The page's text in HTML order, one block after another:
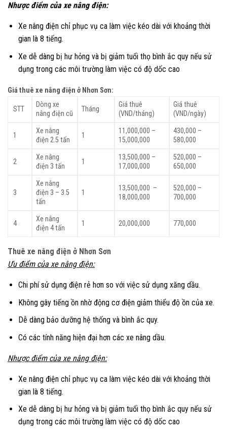
Nhược điểm của xe nâng điện:
Xe nâng điện chỉ phục vụ ca làm việc kéo dài với khoảng thời
gian là 8 tiếng.
Xe dễ dàng bị hư hỏng và bị giảm tuổi thọ bình ắc quy nếu sử
dụng trong các môi trường làm việc có độ dốc cao
Giá thuê xe nâng điện ở Nhơn Sơn:
STT
Dòng xe
nâng điện cũ
Tháng
Giá thuê
(VND/tháng)
Giá thuê
(VND/ngày)
1
Xe nâng
điện 2.5 tấn
1
11,000,000 –
15,000,000
430,000 –
580,000
2
Xe nâng
điện 3 tấn
1
13,500,000 –
17,000,000
520,000 –
650,000
3
Xe nâng
điện 3 – 3.5
tấn
1
13,500,000 –
18,000,000
520,000 –
700,000
4
Xe nâng
điện 4 tấn
1 20,000,000 770,000
Thuê xe nâng điện ở Nhơn Sơn
Ưu điểm của xe nângđiện:
Chi phí sử dụng điện rẻ hơn so với việc sử dụng xăng dầu.
Không gây tiếng ồn nhờ động cơ điện giảm thiểu độ ồn của xe.
Dễ dàng bảo dưỡng hệ thống và bình ắc quy.
Có các tính năng hiện đại hơn các xe nâng dầu.
Nhược điểm của xe nâng điện:
Xe nâng điện chỉ phục vụ ca làm việc kéo dài với khoảng thời
gian là 8 tiếng.
Xe dễ dàng bị hư hỏng và bị giảm tuổi thọ bình ắc quy nếu sử
dụng trong các môi trường làm việc có độ dốc cao